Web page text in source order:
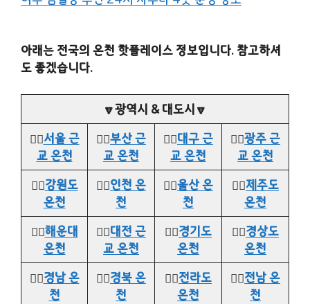
아래는 전국의 온천 핫플레이스 정보입니다. 참고하셔
도 좋겠습니다.
🔽광역시 & 대도시🔽
👉🏻서울 근
교 온천
👉🏻부산 근
교 온천
👉🏻대구 근
교 온천
👉🏻광주 근
교 온천
👉🏻강원도
온천
👉🏻인천 온
천
👉🏻울산 온
천
👉🏻제주도
온천
👉🏻해운대
온천
👉🏻대전 근
교 온천
👉🏻경기도
온천
👉🏻경상도
온천
👉🏻경남 온
천
👉🏻경북 온
천
👉🏻전라도
온천
👉🏻전남 온
천